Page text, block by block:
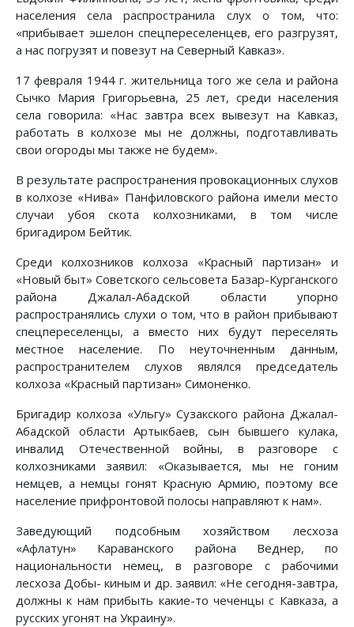
населения села распространила слух о том, что:
«прибывает эшелон спецпереселенцев, его разгрузят,
а нас погрузят и повезут на Северный Кавказ».
17 февраля 1944 г. жительница того же села и района
Сычко Мария Григорьевна, 25 лет, среди населения
села говорила: «Нас завтра всех вывезут на Кавказ,
работать в колхозе мы не должны, подготавливать
свои огороды мы также не будем».
В результате распространения провокационных слухов
в колхозе «Нива» Панфиловского района имели место
случаи убоя скота колхозниками, в том числе
бригадиром Бейтик.
Среди колхозников колхоза «Красный партизан» и
«Новый быт» Советского сельсовета Базар-Курганского
района Джалал-Абадской области упорно
распространялись слухи о том, что в район прибывают
спецпереселенцы, а вместо них будут переселять
местное население. По неуточненным данным,
распространителем слухов являлся председатель
колхоза «Красный партизан» Симоненко.
Бригадир колхоза «Ульгу» Сузакского района Джалал-
Абадской области Артыкбаев, сын бывшего кулака,
инвалид Отечественной войны, в разговоре с
колхозниками заявил: «Оказывается, мы не гоним
немцев, а немцы гонят Красную Армию, поэтому все
население прифронтовой полосы направляют к нам».
Заведующий подсобным хозяйством лесхоза
«Афлатун» Караванского района Веднер, по
национальности немец, в разговоре с рабочими
лесхоза Добы- киным и др. заявил: «Не сегодня-завтра,
должны к нам прибыть какие-то чеченцы с Кавказа, а
русских угонят на Украину».